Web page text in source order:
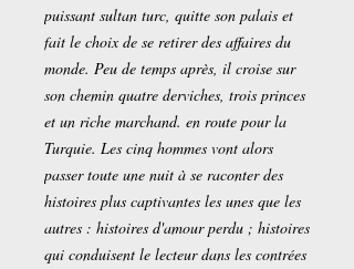
puissant sultan turc, quitte son palais et
fait le choix de se retirer des affaires du
monde. Peu de temps après, il croise sur
son chemin quatre derviches, trois princes
et un riche marchand. en route pour la
Turquie. Les cinq hommes vont alors
passer toute une nuit à se raconter des
histoires plus captivantes les unes que les
autres : histoires d'amour perdu ; histoires
qui conduisent le lecteur dans les contrées